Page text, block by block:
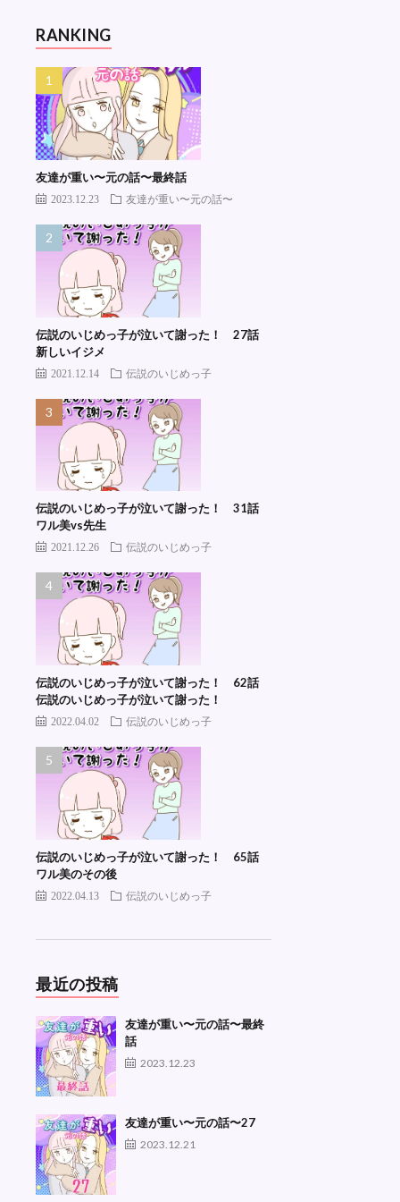
RANKING
友達が重い〜元の話〜最終話
2023.12.23 友達が重い〜元の話〜
伝説のいじめっ子が泣いて謝った！ 27話
新しいイジメ
2021.12.14 伝説のいじめっ子
伝説のいじめっ子が泣いて謝った！ 31話
ワル美vs先生
2021.12.26 伝説のいじめっ子
伝説のいじめっ子が泣いて謝った！ 62話
伝説のいじめっ子が泣いて謝った！
2022.04.02 伝説のいじめっ子
伝説のいじめっ子が泣いて謝った！ 65話
ワル美のその後
2022.04.13 伝説のいじめっ子
最近の投稿
友達が重い〜元の話〜最終
話
2023.12.23
友達が重い〜元の話〜27
2023.12.21